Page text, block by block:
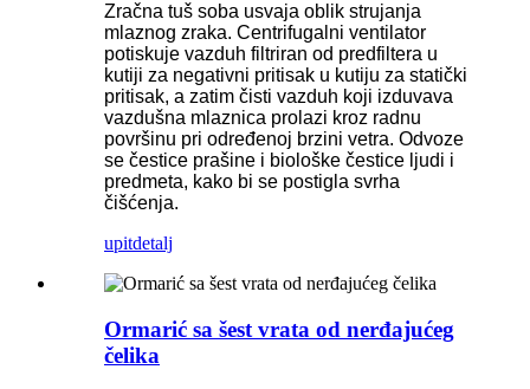
Zračna tuš soba usvaja oblik strujanja
mlaznog zraka. Centrifugalni ventilator
potiskuje vazduh filtriran od predfiltera u
kutiji za negativni pritisak u kutiju za statički
pritisak, a zatim čisti vazduh koji izduvava
vazdušna mlaznica prolazi kroz radnu
površinu pri određenoj brzini vetra. Odvoze
se čestice prašine i biološke čestice ljudi i
predmeta, kako bi se postigla svrha
čišćenja.
upitdetalj
Ormarić sa šest vrata od nerđajućeg
čelika